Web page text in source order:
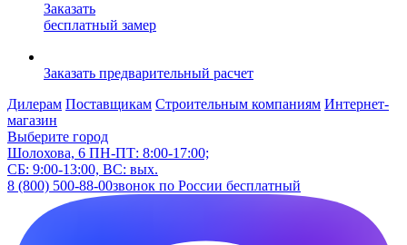
Заказать
бесплатный замер
Заказать предварительный расчет
Дилерам Поставщикам Строительным компаниям Интернет-
магазин
Выберите город
Шолохова, 6 ПН-ПТ: 8:00-17:00;
СБ: 9:00-13:00, ВС: вых.
8 (800) 500-88-00звонок по России бесплатный